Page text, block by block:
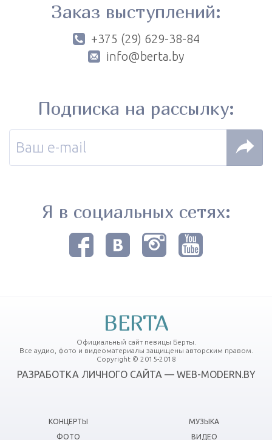
Заказ выступлений:
+375 (29) 629-38-84
info@berta.by
Подписка на рассылку:
Я в социальных сетях:
BERTA
Официальный сайт певицы Берты.
Все аудио, фото и видеоматериалы защищены авторским правом.
Copyright © 2015-2018
РАЗРАБОТКА ЛИЧНОГО САЙТА — WEB-MODERN.BY
КОНЦЕРТЫ
ФОТО
МУЗЫКА
ВИДЕО